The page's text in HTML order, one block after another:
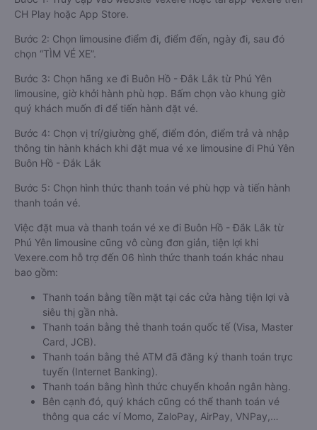
CH Play hoặc App Store.
Bước 2: Chọn limousine điểm đi, điểm đến, ngày đi, sau đó
chọn “TÌM VÉ XE”.
Bước 3: Chọn hãng xe đi Buôn Hồ - Đắk Lắk từ Phú Yên
limousine, giờ khởi hành phù hợp. Bấm chọn vào khung giờ
quý khách muốn đi để tiến hành đặt vé.
Bước 4: Chọn vị trí/giường ghế, điểm đón, điểm trả và nhập
thông tin hành khách khi đặt mua vé xe limousine đi Phú Yên
Buôn Hồ - Đắk Lắk
Bước 5: Chọn hình thức thanh toán vé phù hợp và tiến hành
thanh toán vé.
Việc đặt mua và thanh toán vé xe đi Buôn Hồ - Đắk Lắk từ
Phú Yên limousine cũng vô cùng đơn giản, tiện lợi khi
Vexere.com hỗ trợ đến 06 hình thức thanh toán khác nhau
bao gồm:
Thanh toán bằng tiền mặt tại các cửa hàng tiện lợi và
siêu thị gần nhà.
Thanh toán bằng thẻ thanh toán quốc tế (Visa, Master
Card, JCB).
Thanh toán bằng thẻ ATM đã đăng ký thanh toán trực
tuyến (Internet Banking).
Thanh toán bằng hình thức chuyển khoản ngân hàng.
Bên cạnh đó, quý khách cũng có thể thanh toán vé
thông qua các ví Momo, ZaloPay, AirPay, VNPay,…